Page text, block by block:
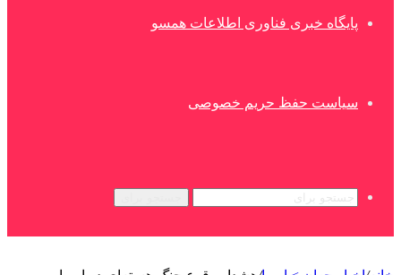
پایگاه خبری فناوری اطلاعات همسو
سیاست حفظ حریم خصوصی